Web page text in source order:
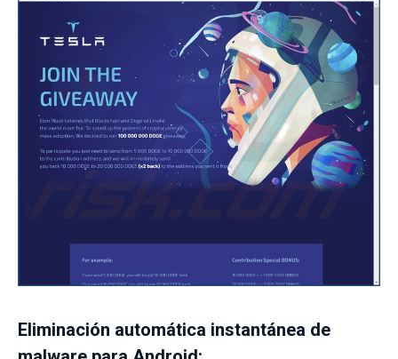
Eliminación automática instantánea de